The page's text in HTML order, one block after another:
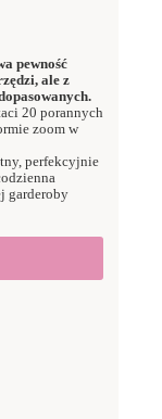
pewność
ale z
20 porannych
zoom w
perfekcyjnie
garderoby